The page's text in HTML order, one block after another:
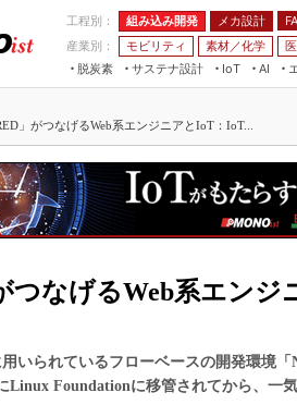
工程別： 組み込み開発 メカ設計 FA
産業別：
モビリティ 素材／化学
脱炭素
サステナ設計
IoT
つながる工場
つながるサービス
AI
AI×設備保全
Physical AI
JIMTOF
組込み/エッジ コ
展＆IoT/5Gソリュ
IIFES
国際ロボット展
ジャパンモビリティ
スマート工場EXPO
つながる
5G
VR／AR
フィール
組み込み
車載ソフ
」がつなげるWeb系エンジニアとIoT：IoT...
つなげるWeb系エンジ
いられているフローベースの開発環境
Linux Foundationに移管されてから、一